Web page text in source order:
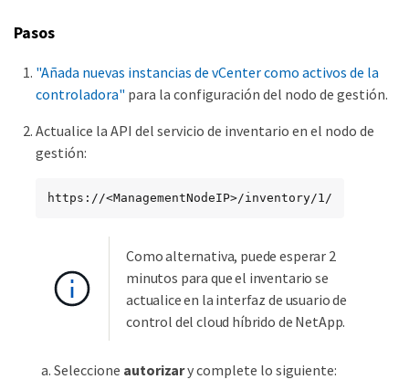
Pasos
"Añada nuevas instancias de vCenter como activos de la
controladora" para la configuración del nodo de gestión.
Actualice la API del servicio de inventario en el nodo de
gestión:
https://<ManagementNodeIP>/inventory/1/
Como alternativa, puede esperar 2
minutos para que el inventario se
actualice en la interfaz de usuario de
control del cloud híbrido de NetApp.
Seleccione autorizary complete lo siguiente: